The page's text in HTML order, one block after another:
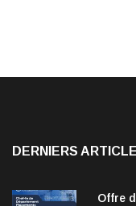
DERNIERS
Offre